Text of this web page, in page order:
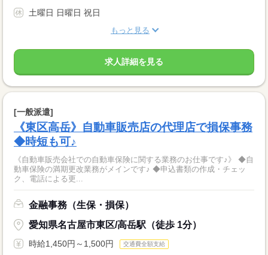
土曜日 日曜日 祝日
もっと見る
求人詳細を見る
[一般派遣]
《東区高岳》自動車販売店の代理店で損保事務
◆時短も可♪
《自動車販売会社での自動車保険に関する業務のお仕事です♪》 ◆自
動車保険の満期更改業務がメインです♪ ◆申込書類の作成・チェッ
ク、電話による更...
金融事務（生保・損保）
愛知県名古屋市東区/高岳駅（徒歩 1分）
時給1,450円～1,500円 交通費全額支給